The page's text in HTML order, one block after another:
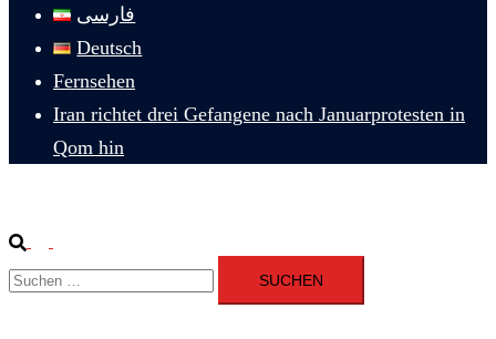
فارسی
Deutsch
Fernsehen
Iran richtet drei Gefangene nach Januarprotesten in
Qom hin
Suche
umschalten
Suchen
nach: